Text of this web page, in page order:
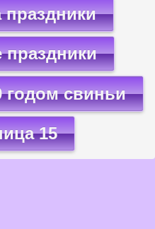
праздники
годом свиньи
15